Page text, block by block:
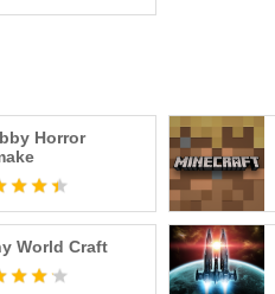
Horror
World Craft